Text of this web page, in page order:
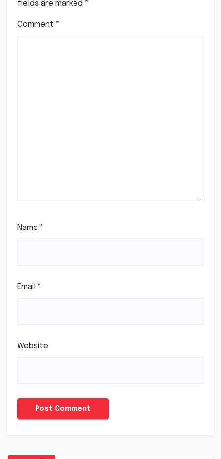
fields are marked *
Comment *
Name *
Email *
Website